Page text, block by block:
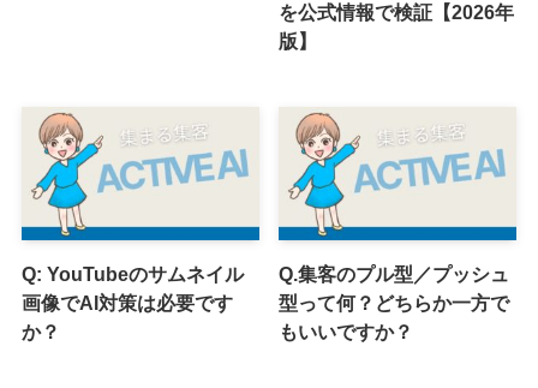
を公式情報で検証【2026年
版】
Q: YouTubeのサムネイル
画像でAI対策は必要です
か？
Q.集客のプル型／プッシュ
型って何？どちらか一方で
もいいですか？